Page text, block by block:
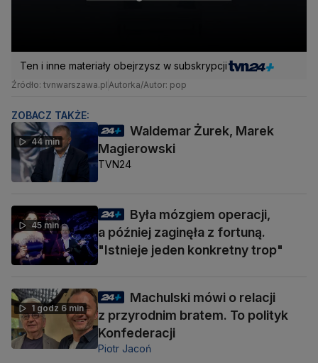
Ten i inne materiały obejrzysz w subskrypcji
Źródło: tvnwarszawa.plAutorka/Autor: pop
ZOBACZ TAKŻE:
44 min
Waldemar Żurek, Marek
Magierowski
TVN24
45 min
Była mózgiem operacji,
a później zaginęła z fortuną.
"Istnieje jeden konkretny trop"
1 godz 6 min
Machulski mówi o relacji
z przyrodnim bratem. To polityk
Konfederacji
Piotr Jacoń